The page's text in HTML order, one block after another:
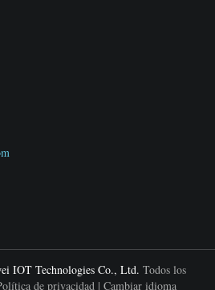
IOT Technologies Co., Ltd. Todos los
de privacidad | Cambiar idioma